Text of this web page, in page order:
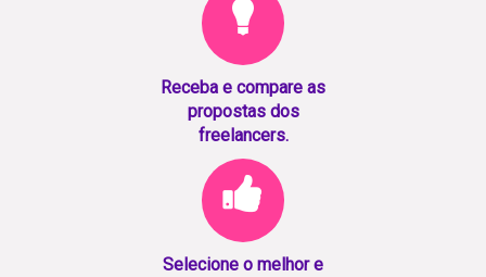
Receba e compare as
propostas dos
freelancers.
Selecione o melhor e